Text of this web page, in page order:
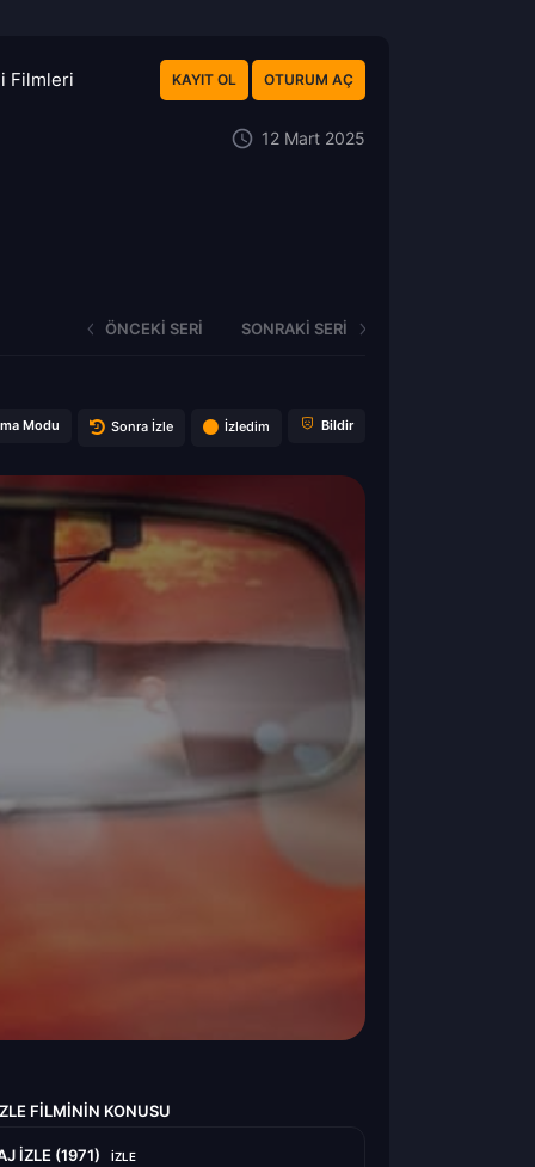
Filmleri KAYIT OL OTURUM AÇ
12 Mart 2025
ÖNCEKI SERI SONRAKI SERI
Modu Sonra İzle İzledim Bildir
FILMININ KONUSU
IZLE (1971) IZLE